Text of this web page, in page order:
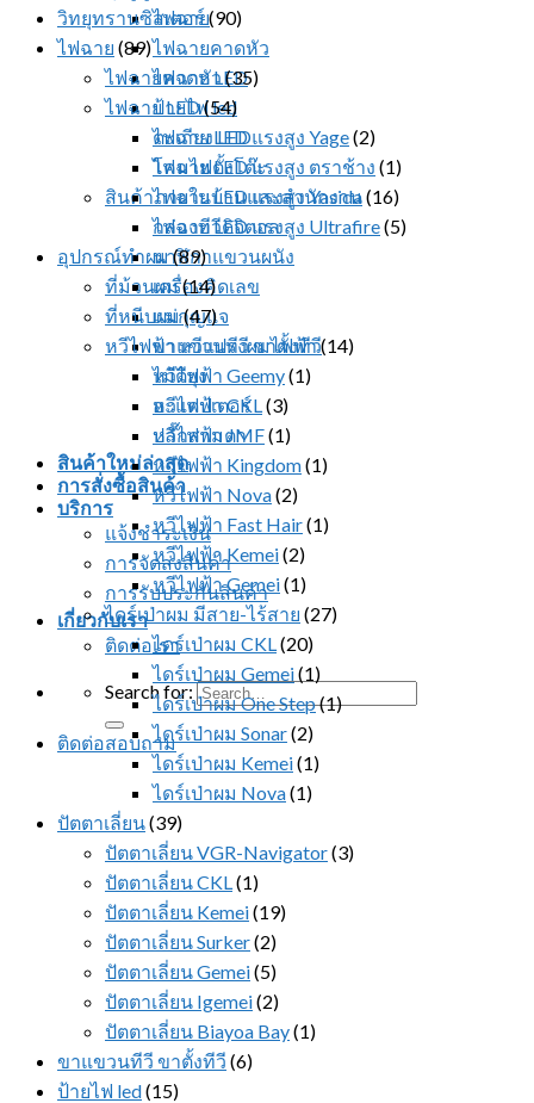
ไฟฉาย
ไฟฉายคาดหัว
ไฟฉาย LED
ป้ายไฟ led
ตะเกียง LED
โคมไฟตั้งโต๊ะ
สินค้าภายในบ้านและสำนักงาน
กล่องทีวีดิจิตอล
นาฬิกาแขวนผนัง
เครื่องคิดเลข
แม่กุญแจ
ขาแขวนทีวี ขาตั้งทีวี
ไม้ตียุง
อะแดปเตอร์
ปลั๊กสามตา
สินค้าใหม่ล่าสุด
การสั่งซื้อสินค้า
บริการ
แจ้งชำระเงิน
การจัดส่งสินค้า
การรับประกันสินค้า
เกี่ยวกับเรา
ติดต่อเรา
Search for:
ติดต่อสอบถาม
วิทยุทรานซิสเตอร์(90)
ไฟฉาย (89)
ไฟฉายคาดหัว(35)
ไฟฉาย LED(54)
ไฟฉาย LED แรงสูง Yage(2)
ไฟฉาย LED แรงสูง ตราช้าง (1)
ไฟฉาย LED แรงสูง Yasida(16)
ไฟฉาย LED แรงสูง Ultrafire(5)
อุปกรณ์ทำผม(89)
ที่ม้วนผม(14)
ที่หนีบผม(47)
หวีไฟฟ้า หวีแปรงผมไฟฟ้า(14)
หวีไฟฟ้า Geemy(1)
หวีไฟฟ้า CKL(3)
หวีไฟฟ้า JMF(1)
หวีไฟฟ้า Kingdom(1)
หวีไฟฟ้า Nova(2)
หวีไฟฟ้า Fast Hair(1)
หวีไฟฟ้า Kemei(2)
หวีไฟฟ้า Gemei(1)
ไดร์เป่าผม มีสาย-ไร้สาย (27)
ไดร์เป่าผม CKL(20)
ไดร์เป่าผม Gemei(1)
ไดร์เป่าผม One Step(1)
ไดร์เป่าผม Sonar(2)
ไดร์เป่าผม Kemei(1)
ไดร์เป่าผม Nova(1)
ปัตตาเลี่ยน(39)
ปัตตาเลี่ยน VGR-Navigator(3)
ปัตตาเลี่ยน CKL(1)
ปัตตาเลี่ยน Kemei(19)
ปัตตาเลี่ยน Surker(2)
ปัตตาเลี่ยน Gemei(5)
ปัตตาเลี่ยน Igemei(2)
ปัตตาเลี่ยน Biayoa Bay(1)
ขาแขวนทีวี ขาตั้งทีวี (6)
ป้ายไฟ led(15)